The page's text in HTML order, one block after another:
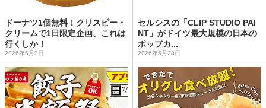
ドーナツ1個無料！クリスピー・
クリームで1日限定企画、これは
行くしか！
2026年6月3日
セルシスの「CLIP STUDIO PAI
NT」がドイツ最大規模の日本の
ポップカ...
2026年5月28日